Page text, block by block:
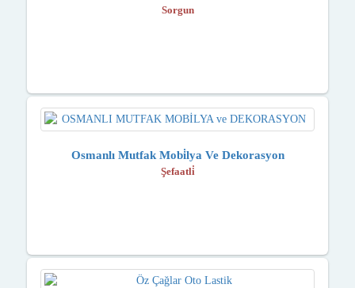
Sorgun
Osmanlı Mutfak Mobi̇lya Ve Dekorasyon
Şefaatli̇